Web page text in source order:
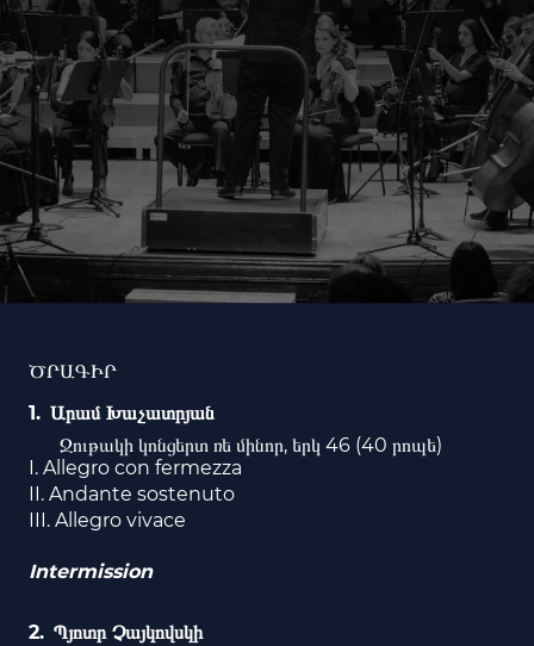
ԾՐԱԳԻՐ
Արամ Խաչատրյան
Ջութակի կոնցերտ ռե մինոր, երկ 46 (40 րոպե)
I. Allegro con fermezza
II. Andante sostenuto
III. Allegro vivace
Intermission
Պյոտր Չայկովսկի